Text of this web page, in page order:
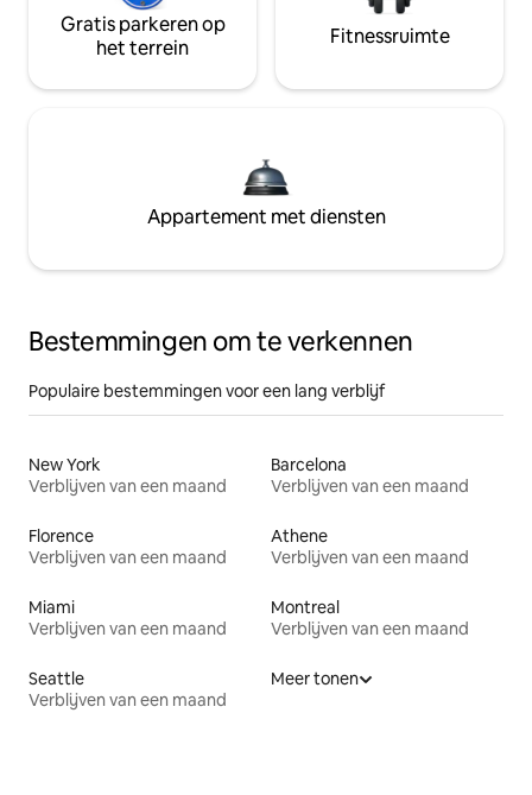
Gratis parkeren op
het terrein
Fitnessruimte
Appartement met diensten
Bestemmingen om te verkennen
Populaire bestemmingen voor een lang verblijf
New York
Verblijven van een maand
Barcelona
Verblijven van een maand
Florence
Verblijven van een maand
Athene
Verblijven van een maand
Miami
Verblijven van een maand
Montreal
Verblijven van een maand
Seattle
Verblijven van een maand
Meer tonen